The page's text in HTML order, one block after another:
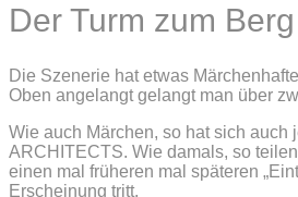
Der Turm zum Berg
Die Szenerie hat etwas
Oben angelangt gelangt man über
Wie auch Märchen, so hat sich
ARCHITECTS. Wie damals, so
einen mal früheren mal späteren
Erscheinung tritt.